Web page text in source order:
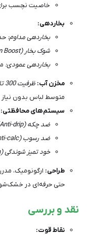
خاصیت نچسب
بخاردهی:
بخاردهی مداوم: حدود
شوک بخار (Steam Boost):
بخاردهی عمودی:
مخزن آب: ظرفیت 300 تا 350 میلی‌لیتر
متوسط لباس بدون نیاز
سیستم‌های محافظتی:
ضد چکه (Anti-drip):
ضد رسوب (Anti-calc):
خود تمیز شوندگی (Self-clean):
طراحی: ارگونومیک،
حتی حرفه‌ای در
نقد و بررسی
نقاط قوت: